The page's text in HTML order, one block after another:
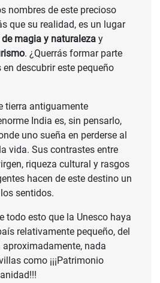
nombres de este precioso
que su realidad, es un lugar
de magia y naturaleza y
. ¿Querrás formar parte
descubrir este pequeño
tierra antiguamente
India es, sin pensarlo,
uno sueña en perderse al
vida. Sus contrastes entre
riqueza cultural y rasgos
hacen de este destino un
sentidos.
todo esto que la Unesco haya
relativamente pequeño, del
nada
como ¡¡¡Patrimonio